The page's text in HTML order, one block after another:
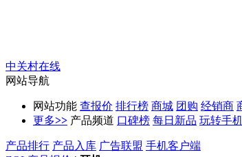
中关村在线
网站导航
网站功能 查报价 排行榜 商城 团购 经销商
更多>> 产品频道 口碑榜 每日新品 玩转手
产品排行 产品入库 广告联盟 手机客户端